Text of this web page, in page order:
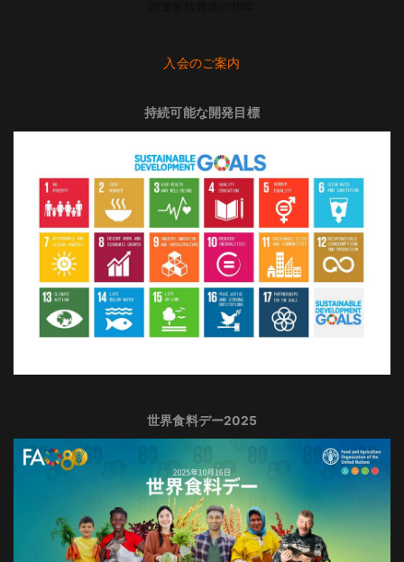
入会のご案内
持続可能な開発目標
世界食料デー2025